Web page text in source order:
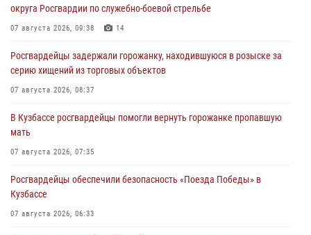
округа Росгвардии по служебно-боевой стрельбе
07 августа 2026, 09:38 14
Росгвардейцы задержали горожанку, находившуюся в розыске за
серию хищений из торговых объектов
07 августа 2026, 08:37
В Кузбассе росгвардейцы помогли вернуть горожанке пропавшую
мать
07 августа 2026, 07:35
Росгвардейцы обеспечили безопасность «Поезда Победы» в
Кузбассе
07 августа 2026, 06:33